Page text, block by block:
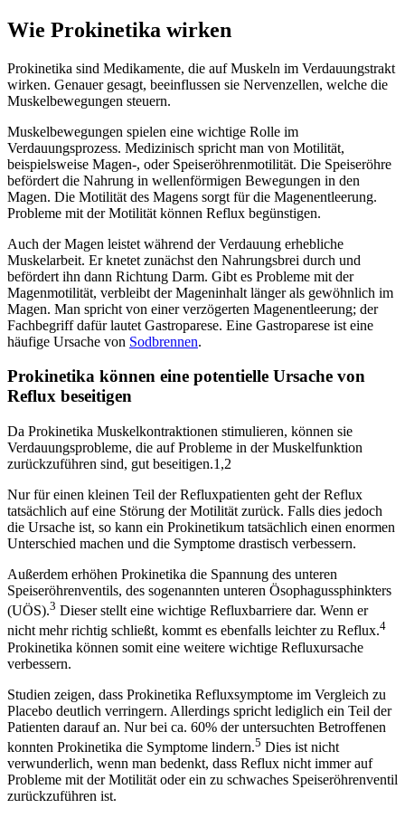
Wie Prokinetika wirken
Prokinetika sind Medikamente, die auf Muskeln im Verdauungstrakt
wirken. Genauer gesagt, beeinflussen sie Nervenzellen, welche die
Muskelbewegungen steuern.
Muskelbewegungen spielen eine wichtige Rolle im
Verdauungsprozess. Medizinisch spricht man von Motilität,
beispielsweise Magen-, oder Speiseröhrenmotilität. Die Speiseröhre
befördert die Nahrung in wellenförmigen Bewegungen in den
Magen. Die Motilität des Magens sorgt für die Magenentleerung.
Probleme mit der Motilität können Reflux begünstigen.
Auch der Magen leistet während der Verdauung erhebliche
Muskelarbeit. Er knetet zunächst den Nahrungsbrei durch und
befördert ihn dann Richtung Darm. Gibt es Probleme mit der
Magenmotilität, verbleibt der Mageninhalt länger als gewöhnlich im
Magen. Man spricht von einer verzögerten Magenentleerung; der
Fachbegriff dafür lautet Gastroparese. Eine Gastroparese ist eine
häufige Ursache von Sodbrennen.
Prokinetika können eine potentielle Ursache von
Reflux beseitigen
Da Prokinetika Muskelkontraktionen stimulieren, können sie
Verdauungsprobleme, die auf Probleme in der Muskelfunktion
zurückzuführen sind, gut beseitigen.1,2
Nur für einen kleinen Teil der Refluxpatienten geht der Reflux
tatsächlich auf eine Störung der Motilität zurück. Falls dies jedoch
die Ursache ist, so kann ein Prokinetikum tatsächlich einen enormen
Unterschied machen und die Symptome drastisch verbessern.
Außerdem erhöhen Prokinetika die Spannung des unteren
Speiseröhrenventils, des sogenannten unteren Ösophagussphinkters
(UÖS).3 Dieser stellt eine wichtige Refluxbarriere dar. Wenn er
nicht mehr richtig schließt, kommt es ebenfalls leichter zu Reflux.4
Prokinetika können somit eine weitere wichtige Refluxursache
verbessern.
Studien zeigen, dass Prokinetika Refluxsymptome im Vergleich zu
Placebo deutlich verringern. Allerdings spricht lediglich ein Teil der
Patienten darauf an. Nur bei ca. 60% der untersuchten Betroffenen
konnten Prokinetika die Symptome lindern.5 Dies ist nicht
verwunderlich, wenn man bedenkt, dass Reflux nicht immer auf
Probleme mit der Motilität oder ein zu schwaches Speiseröhrenventil
zurückzuführen ist.